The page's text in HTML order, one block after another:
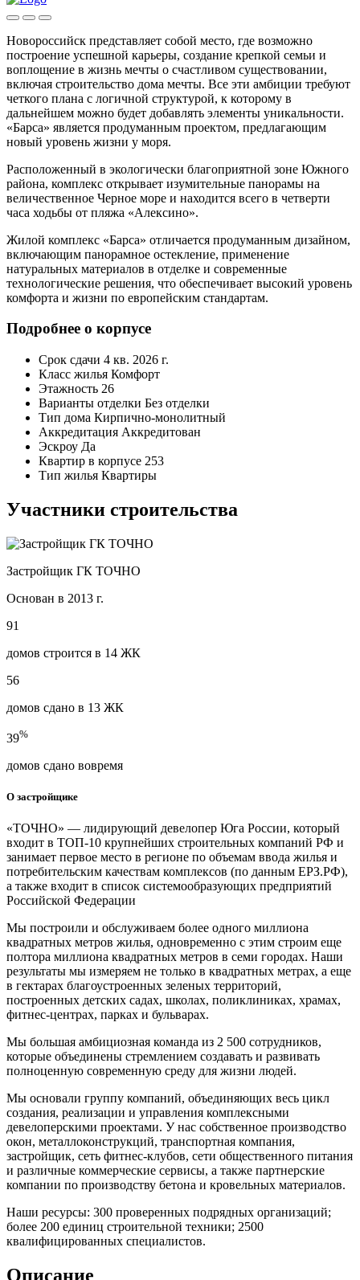
Новороссийск представляет собой место, где возможно
построение успешной карьеры, создание крепкой семьи и
воплощение в жизнь мечты о счастливом существовании,
включая строительство дома мечты. Все эти амбиции требуют
четкого плана с логичной структурой, к которому в
дальнейшем можно будет добавлять элементы уникальности.
«Барса» является продуманным проектом, предлагающим
новый уровень жизни у моря.
Расположенный в экологически благоприятной зоне Южного
района, комплекс открывает изумительные панорамы на
величественное Черное море и находится всего в четверти
часа ходьбы от пляжа «Алексино».
Жилой комплекс «Барса» отличается продуманным дизайном,
включающим панорамное остекление, применение
натуральных материалов в отделке и современные
технологические решения, что обеспечивает высокий уровень
комфорта и жизни по европейским стандартам.
Подробнее о корпусе
Срок сдачи 4 кв. 2026 г.
Класс жилья Комфорт
Этажность 26
Варианты отделки Без отделки
Тип дома Кирпично-монолитный
Аккредитация Аккредитован
Эскроу Да
Квартир в корпусе 253
Тип жилья Квартиры
Участники строительства
Застройщик ГК ТОЧНО
Основан в 2013 г.
91
домов строится в 14 ЖК
56
домов сдано в 13 ЖК
39%
домов сдано вовремя
О застройщике
«ТОЧНО» — лидирующий девелопер Юга России, который
входит в ТОП-10 крупнейших строительных компаний РФ и
занимает первое место в регионе по объемам ввода жилья и
потребительским качествам комплексов (по данным ЕРЗ.РФ),
а также входит в список системообразующих предприятий
Российской Федерации
Мы построили и обслуживаем более одного миллиона
квадратных метров жилья, одновременно с этим строим еще
полтора миллиона квадратных метров в семи городах. Наши
результаты мы измеряем не только в квадратных метрах, а еще
в гектарах благоустроенных зеленых территорий,
построенных детских садах, школах, поликлиниках, храмах,
фитнес-центрах, парках и бульварах.
Мы большая амбициозная команда из 2 500 сотрудников,
которые объединены стремлением создавать и развивать
полноценную современную среду для жизни людей.
Мы основали группу компаний, объединяющих весь цикл
создания, реализации и управления комплексными
девелоперскими проектами. У нас собственное производство
окон, металлоконструкций, транспортная компания,
застройщик, сеть фитнес-клубов, сети общественного питания
и различные коммерческие сервисы, а также партнерские
компании по производству бетона и кровельных материалов.
Наши ресурсы: 300 проверенных подрядных организаций;
более 200 единиц строительной техники; 2500
квалифицированных специалистов.
Описание